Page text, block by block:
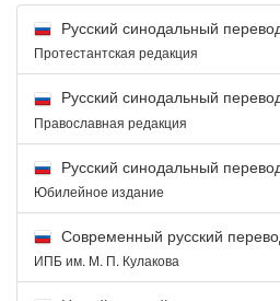
Русский синодальный
Протестантская редакция
Русский синодальный
Православная редакция
Русский синодальный
Юбилейное издание
Современный русский
ИПБ им. М. П. Кулакова